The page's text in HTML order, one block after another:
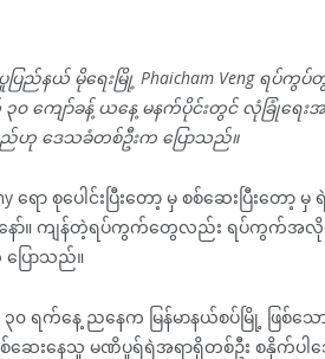
ပြည်နယ် မိုရေးမြို့ Phaicham Veng
၃၀ ကျော်ခန့် ယနေ့ မနက်ပိုင်းတွင် လုံခြုံရေး
ည်ဟု ဒေသခံတစ်ဦးက ပြောသည်။
ရော စုပေါင်းပြီးတော့ မှ စစ်ဆေးပြီးတ
ါ့နော်။ ကျန်တဲ့ရပ်ကွက်တွေလည်း ရပ်ကွက်အ
ြောသည်။
ရက်နေ့ ညနေက မြန်မာနယ်စပ်မြို့ ဖြစ်သ
ေးနေသူ မဏိပူရ်ရဲအရာရှိတစ်ဦး စနိုက်ပါသ